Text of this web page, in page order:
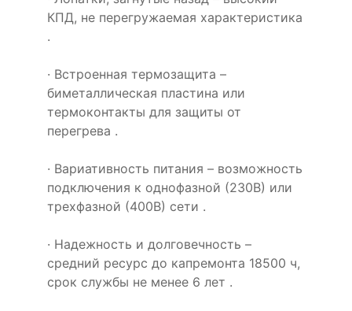
КПД, не перегружаемая характеристика
.
· Встроенная термозащита –
биметаллическая пластина или
термоконтакты для защиты от
перегрева .
· Вариативность питания – возможность
подключения к однофазной (230В) или
трехфазной (400В) сети .
· Надежность и долговечность –
средний ресурс до капремонта 18500 ч,
срок службы не менее 6 лет .